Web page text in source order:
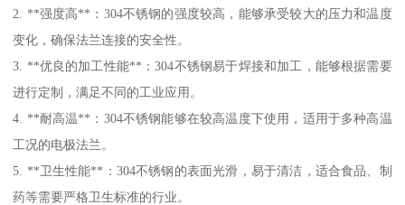
2. **强度高**：304不锈钢的强度较高，能够承受较大的压力和温度
变化，确保法兰连接的安全性。
3. **优良的加工性能**：304不锈钢易于焊接和加工，能够根据需要
进行定制，满足不同的工业应用。
4. **耐高温**：304不锈钢能够在较高温度下使用，适用于多种高温
工况的电极法兰。
5. **卫生性能**：304不锈钢的表面光滑，易于清洁，适合食品、制
药等需要严格卫生标准的行业。